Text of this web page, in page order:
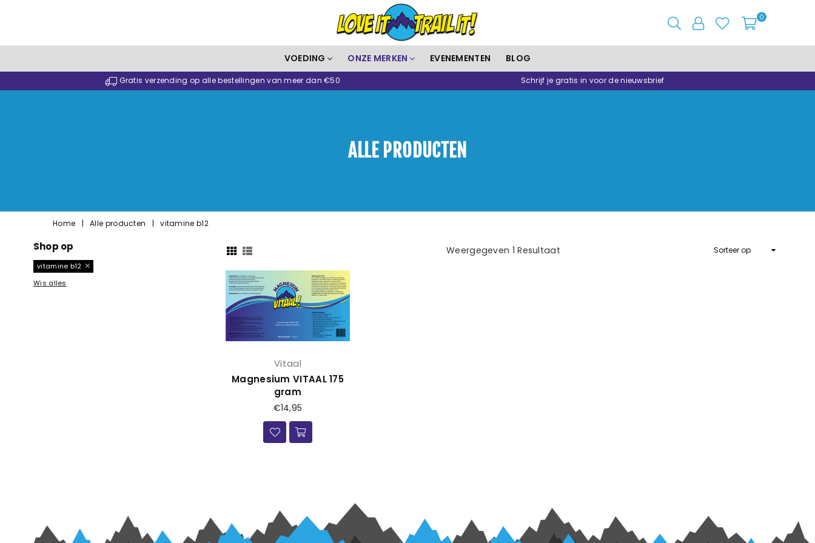
Love
It
Trail
0
VOEDING ONZE MERKEN EVENEMENTEN BLOG
Gratis verzending op alle bestellingen van meer dan €50 Schrijf je gratis in voor de nieuwsbrief
ALLE PRODUCTEN
Home | Alle producten | vitamine b12
Weergegeven 1 Resultaat
Sorteer
Vitaal
Magnesium VITAAL 175
gram
Prijs
€14,95
Shop op
vitamine b12
Wis alles